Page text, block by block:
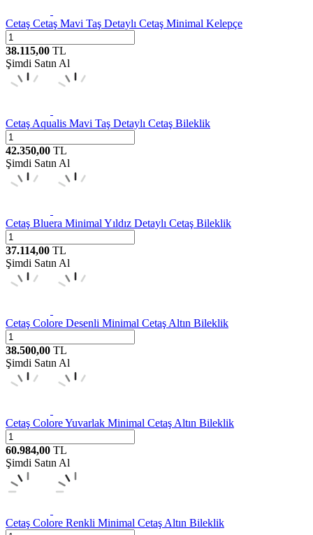
Cetaş Cetaş Mavi Taş Detaylı Cetaş Minimal Kelepçe
38.115,00 TL
Şimdi Satın Al
Cetaş Aqualis Mavi Taş Detaylı Cetaş Bileklik
42.350,00 TL
Şimdi Satın Al
Cetaş Bluera Minimal Yıldız Detaylı Cetaş Bileklik
37.114,00 TL
Şimdi Satın Al
Cetaş Colore Desenli Minimal Cetaş Altın Bileklik
38.500,00 TL
Şimdi Satın Al
Cetaş Colore Yuvarlak Minimal Cetaş Altın Bileklik
60.984,00 TL
Şimdi Satın Al
Cetaş Colore Renkli Minimal Cetaş Altın Bileklik